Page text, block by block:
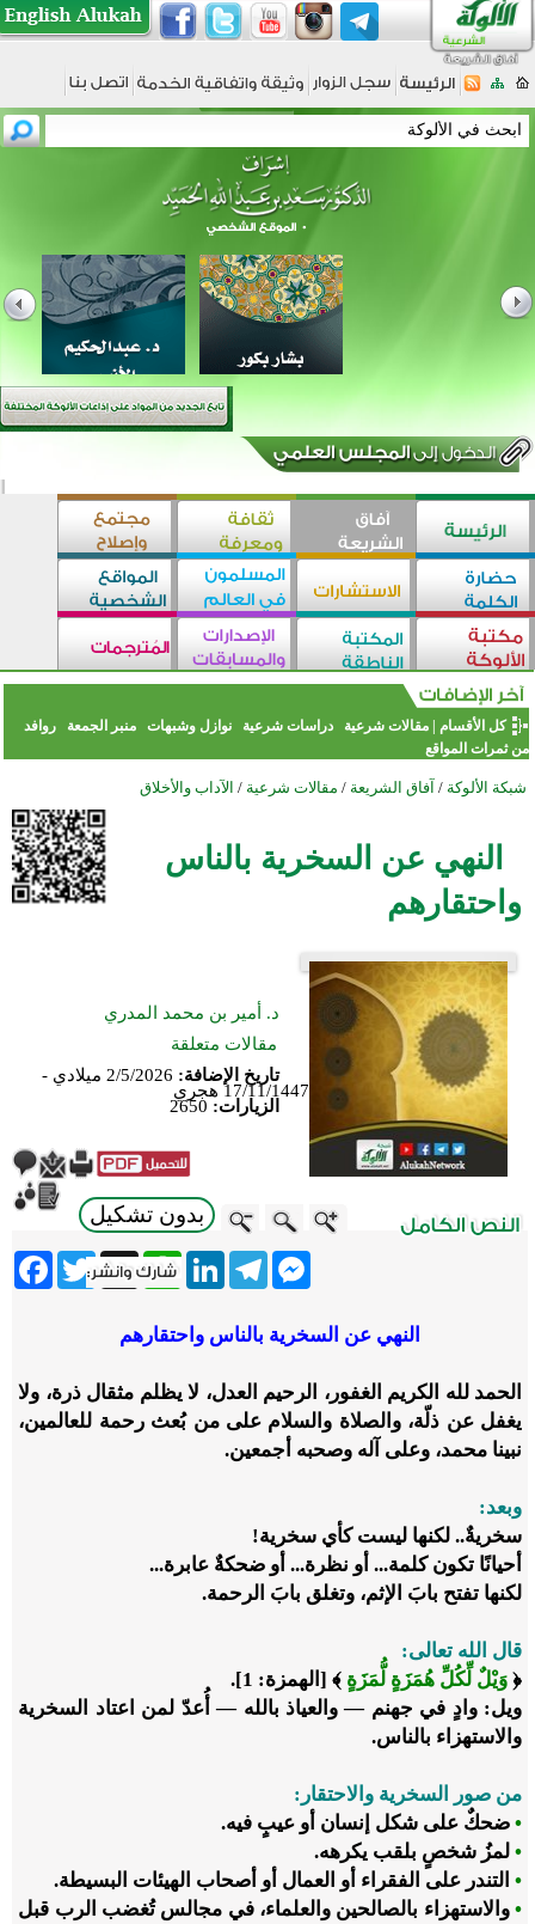
كل الأقسام |مقالات شرعية دراسات شرعية نوازل وشبهات منبر الجمعة
روافد
من ثمرات المواقع
شبكة الألوكة / آفاق الشريعة / مقالات شرعية / الآداب والأخلاق
النهي عن السخرية بالناس
واحتقارهم
د. أمير بن محمد المدري
مقالات متعلقة
تاريخ الإضافة:
2/5/2026 ميلادي -
17/11/1447 هجري
الزيارات: 2650
بدون تشكيل
Twitter X
WhatsApp
LinkedInTelegram
Messenger
النهي عن السخرية بالناس واحتقارهم
الحمد لله الكريم الغفور، الرحيم العدل، لا يظلم مثقال ذرة، ولا
يغفل عن ذلّة، والصلاة والسلام على من بُعث رحمة للعالمين،
نبينا محمد، وعلى آله وصحبه أجمعين.
وبعد:
سخريةٌ.. لكنها ليست كأي سخرية!
أحيانًا تكون كلمة... أو نظرة... أو ضحكةٌ عابرة...
لكنها تفتح بابَ الإثم، وتغلق بابَ الرحمة.
قال الله تعالى:
﴿ وَيْلٌ لِّكُلِّ هُمَزَةٍ لُّمَزَةٍ ﴾ [الهمزة: 1].
ويل: وادٍ في جهنم—والعياذ بالله—أُعدّ لمن اعتاد السخرية
والاستهزاء بالناس.
من صور السخرية والاحتقار:
• ضحكٌ على شكل إنسان أو عيبٍ فيه.
• لمزُ شخصٍ بلقب يكرهه.
• التندر على الفقراء أو العمال أو أصحاب الهيئات البسيطة.
• والاستهزاء بالصالحين والعلماء، في مجالس تُغضب الرب قبل